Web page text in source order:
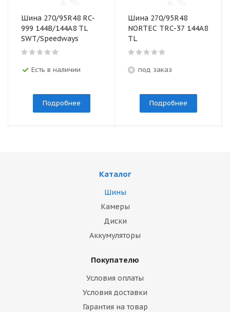
Шина 270/95R48 RC-
999 144B/144A8 TL
SWT/Speedways
Есть в наличии
Подробнее
Шина 270/95R48
NORTEC TRC-37 144A8
TL
под заказ
Подробнее
Каталог
Шины
Камеры
Диски
Аккумуляторы
Покупателю
Условия оплаты
Условия доставки
Гарантия на товар